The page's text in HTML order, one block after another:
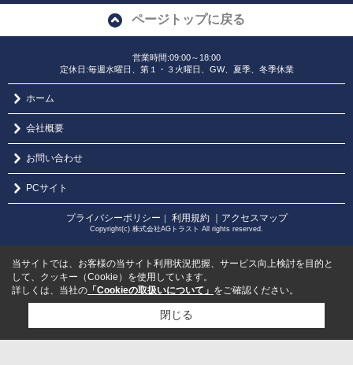
ページトップに戻る
営業時間:09:00～18:00
定休日:毎週水曜日、第１・３火曜日、GW、夏季、冬季休業
ホーム
会社概要
お問い合わせ
PCサイト
プライバシーポリシー 利用規約 ｜アクセスマップ
Copyright(c) 株式会社AGトラスト All rights reserved.
当サイトでは、お客様の当サイト利用状況把握、サービス向上検討を目的と
して、クッキー（Cookie）を使用しています。
詳しくは、当社の 「Cookieの取扱いについて」 をご確認ください。
閉じる